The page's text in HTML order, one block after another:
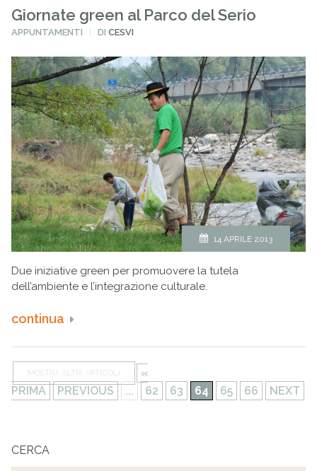
Giornate green al Parco del Serio
PUBBLICATO
APPUNTAMENTI DICESVI
14 APRILE 2013
Due iniziative green per promuovere la tutela
dell’ambiente e l’integrazione culturale.
continua
MOSTRA ALTRI ARTICOLI
«
PRIMA
PREVIOUS ... 62 63 64 65 66 NEXT
CERCA